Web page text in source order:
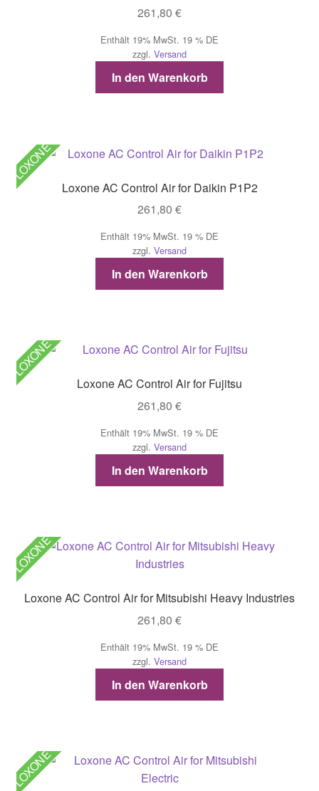
261,80 €
Enthält 19% MwSt. 19 % DE
zzgl. Versand
In den Warenkorb
LOXONE
Loxone AC Control Air for Daikin P1P2
261,80 €
Enthält 19% MwSt. 19 % DE
zzgl. Versand
In den Warenkorb
LOXONE
Loxone AC Control Air for Fujitsu
261,80 €
Enthält 19% MwSt. 19 % DE
zzgl. Versand
In den Warenkorb
LOXONE
Loxone AC Control Air for Mitsubishi Heavy Industries
261,80 €
Enthält 19% MwSt. 19 % DE
zzgl. Versand
In den Warenkorb
LOXONE